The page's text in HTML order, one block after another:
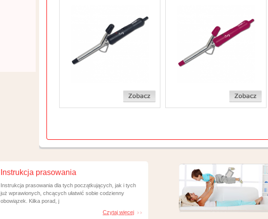
Instrukcja prasowania
Instrukcja prasowania dla tych początkujących, jak i tych
już wprawionych, chcących ułatwić sobie codzienny
obowiązek. Kilka porad, j
Czytaj więcej